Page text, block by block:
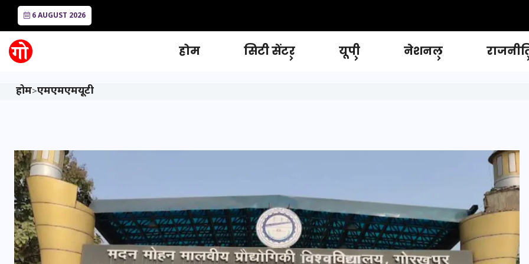
6 AUGUST 2026
होम सिटी सेंटर यूपी नेशनल
होम>एमएमएमयूटी